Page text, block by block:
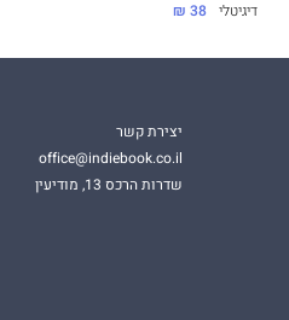
דיגיטלי 38 ₪
יצירת קשר
office@indiebook.co.il
שדרות הרכס 13, מודיעין